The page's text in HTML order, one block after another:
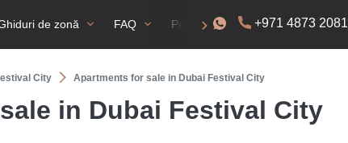
de zonă FAQ Permis de rezidență+971 4873 2081
City Apartments for sale in Dubai Festival City
in Dubai Festival City